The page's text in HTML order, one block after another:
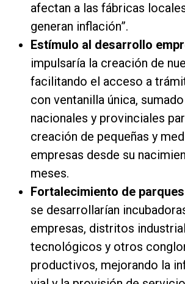
afectan a las fábricas
generan inflación”.
Estímulo al desarrollo
impulsaría la creación de
facilitando el acceso a
con ventanilla única,
nacionales y provinciales
creación de pequeñas y
empresas desde su
meses.
Fortalecimiento de
se desarrollarían
empresas, distritos
tecnológicos y otros
productivos, mejorando la